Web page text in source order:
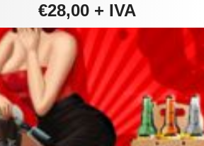
€28,00 + IVA